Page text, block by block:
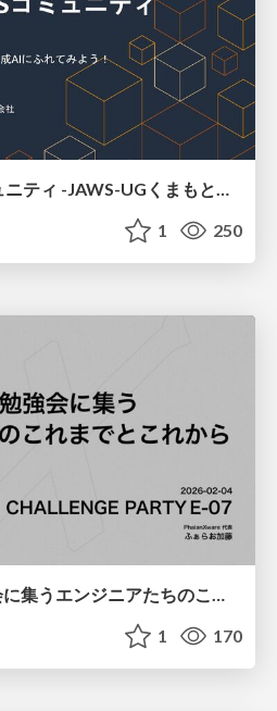
JAWS-UG/AWSコミュニティ -JAWS-UGくまもと#16
1 250
1 170